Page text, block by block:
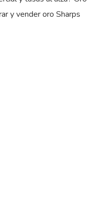
y vender oro Sharps